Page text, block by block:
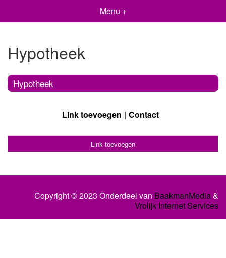
Menu +
Hypotheek
Hypotheek
Link toevoegen Contact
Link toevoegen
Copyright © 2023 Onderdeel van BaakmanMedia&
Vrolijk Internet Services